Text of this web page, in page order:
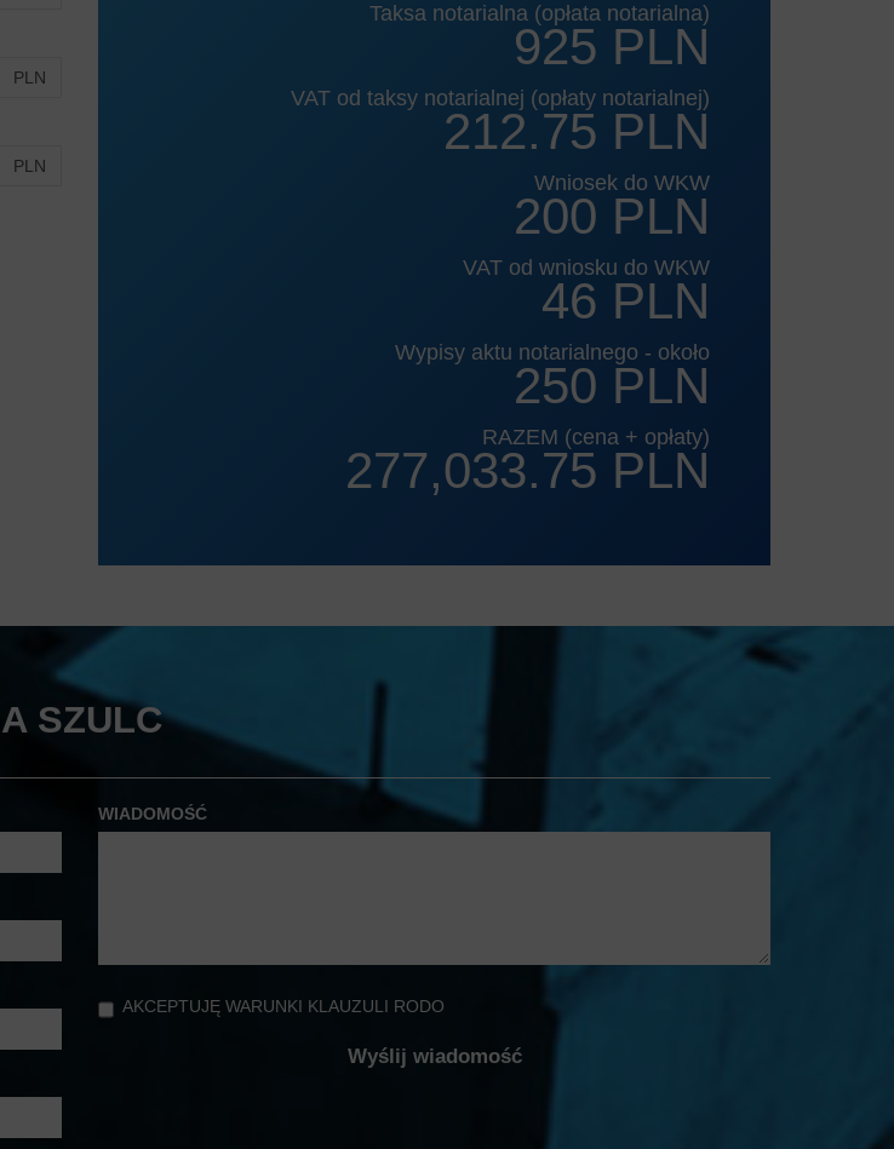
PLN
PLN
Taksa notarialna (opłata notarialna)
925 PLN
VAT od taksy notarialnej (opłaty notarialnej)
212.75 PLN
Wniosek do WKW
200 PLN
VAT od wniosku do WKW
46 PLN
Wypisy aktu notarialnego - około
250 PLN
RAZEM (cena + opłaty)
277,033.75 PLN
SZULC
WIADOMOŚĆ
AKCEPTUJĘ WARUNKI KLAUZULI RODO